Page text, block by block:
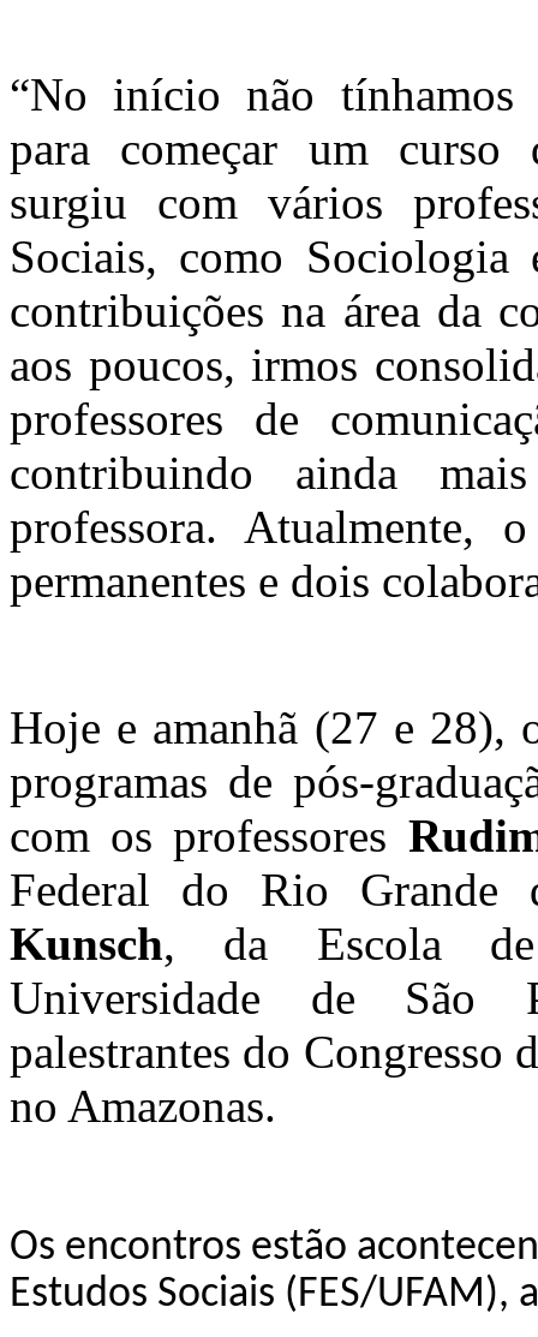
“No início não tínhamos
para começar um curso
surgiu com vários
Sociais, como
contribuições na área da
aos poucos, irmos
professores de
contribuindo ainda
professora. Atualmente,
permanentes e dois
Hoje e amanhã (27 e 28),
programas de pós-
com os professores
Federal do Rio
Kunsch, da Escola de
Universidade de São
palestrantes do Congresso
no Amazonas.
Os encontros estão
Estudos Sociais (FES/UFAM),